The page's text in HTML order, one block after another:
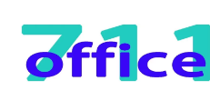
Skip
to
navigation
Skip
to
content